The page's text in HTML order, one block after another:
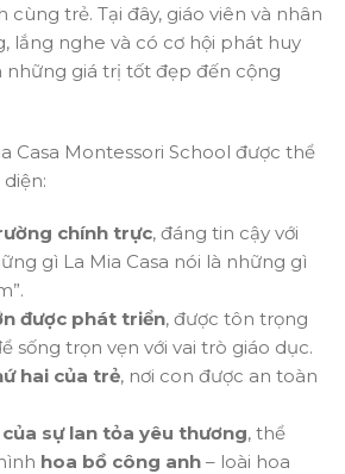
cùng trẻ. Tại đây, giáo viên và nhân
lắng nghe và có cơ hội phát huy
những giá trị tốt đẹp đến cộng
Casa Montessori School được thể
chính trực, đáng tin cậy với
gì La Mia Casa nói là những gì
được phát triển, được tôn trọng
sống trọn vẹn với vai trò giáo dục.
hai của trẻ, nơi con được an toàn
sự lan tỏa yêu thương, thể
hoa bồ công anh – loài hoa